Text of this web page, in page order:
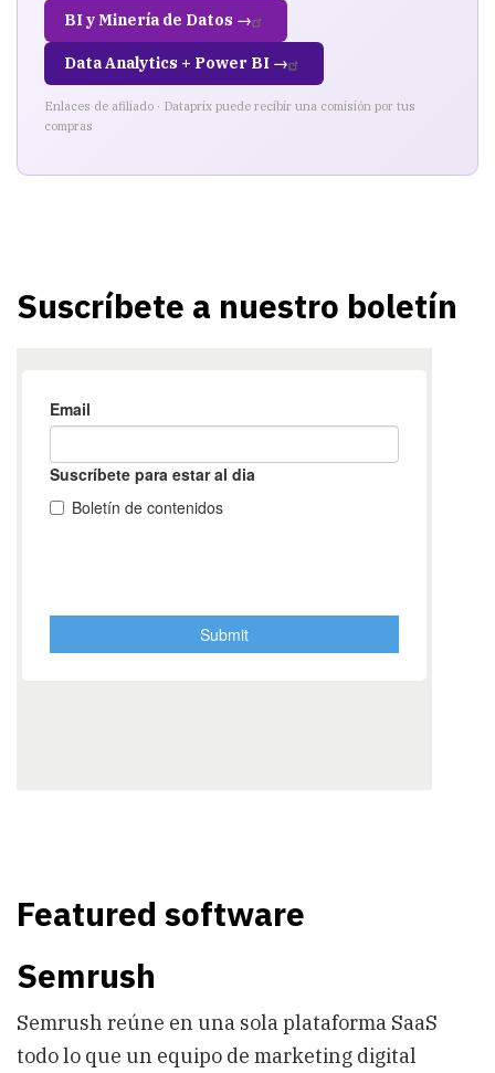
BI y Minería de Datos →
Data Analytics + Power BI →
Enlaces de afiliado · Dataprix puede recibir una comisión por tus
compras
Suscríbete a nuestro boletín
Featured software
Semrush
Semrush reúne en una sola plataforma SaaS
todo lo que un equipo de marketing digital